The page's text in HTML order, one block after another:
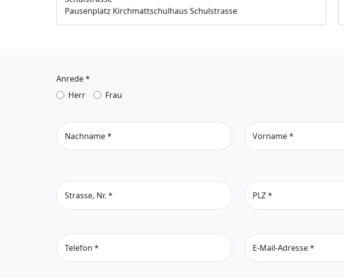
Pausenplatz Kirchmattschulhaus Schulstrasse
Anrede*
Herr
Frau
Nachname* Vorname*
Strasse, Nr. * PLZ*
Telefon * E-Mail-Adresse*